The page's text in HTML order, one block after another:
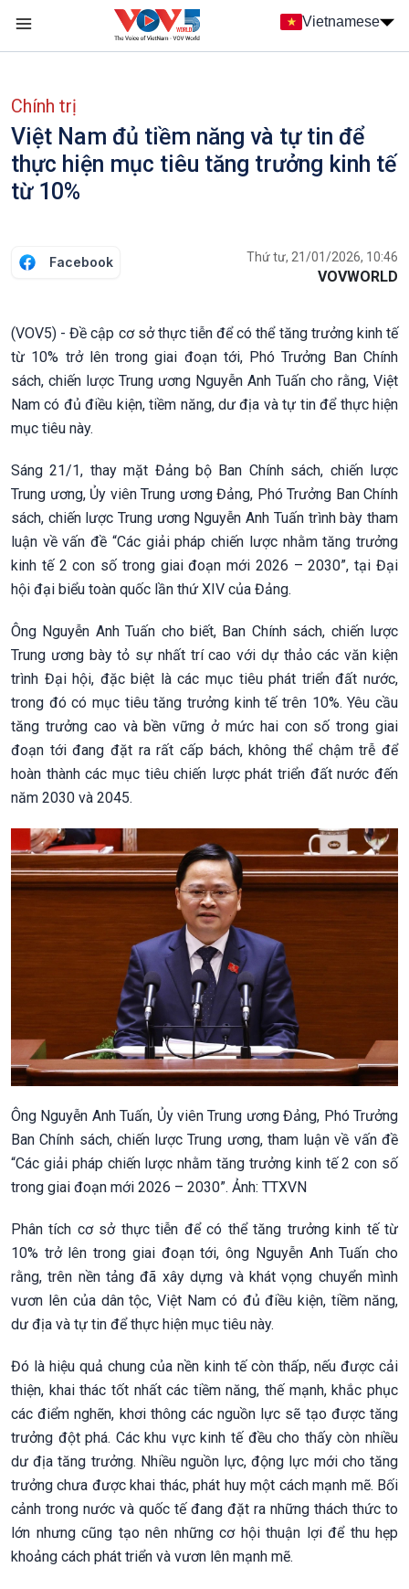
Nhảy đến nội dung
Vietnamese
Chính trị
Việt Nam đủ tiềm năng và tự tin để
thực hiện mục tiêu tăng trưởng kinh tế
từ 10%
Facebook Thứ tư, 21/01/2026, 10:46
VOVWORLD
(VOV5) - Đề cập cơ sở thực tiễn để có thể tăng trưởng kinh tế
từ 10% trở lên trong giai đoạn tới, Phó Trưởng Ban Chính
sách, chiến lược Trung ương Nguyễn Anh Tuấn cho rằng, Việt
Nam có đủ điều kiện, tiềm năng, dư địa và tự tin để thực hiện
mục tiêu này.
Sáng 21/1, thay mặt Đảng bộ Ban Chính sách, chiến lược
Trung ương, Ủy viên Trung ương Đảng, Phó Trưởng Ban Chính
sách, chiến lược Trung ương Nguyễn Anh Tuấn trình bày tham
luận về vấn đề “Các giải pháp chiến lược nhằm tăng trưởng
kinh tế 2 con số trong giai đoạn mới 2026 – 2030”, tại Đại
hội đại biểu toàn quốc lần thứ XIV của Đảng.
Ông Nguyễn Anh Tuấn cho biết, Ban Chính sách, chiến lược
Trung ương bày tỏ sự nhất trí cao với dự thảo các văn kiện
trình Đại hội, đặc biệt là các mục tiêu phát triển đất nước,
trong đó có mục tiêu tăng trưởng kinh tế trên 10%. Yêu cầu
tăng trưởng cao và bền vững ở mức hai con số trong giai
đoạn tới đang đặt ra rất cấp bách, không thể chậm trễ để
hoàn thành các mục tiêu chiến lược phát triển đất nước đến
năm 2030 và 2045.
Ông Nguyễn Anh Tuấn, Ủy viên Trung ương Đảng, Phó Trưởng
Ban Chính sách, chiến lược Trung ương, tham luận về vấn đề
“Các giải pháp chiến lược nhằm tăng trưởng kinh tế 2 con số
trong giai đoạn mới 2026 – 2030”. Ảnh: TTXVN
Phân tích cơ sở thực tiễn để có thể tăng trưởng kinh tế từ
10% trở lên trong giai đoạn tới, ông Nguyễn Anh Tuấn cho
rằng, trên nền tảng đã xây dựng và khát vọng chuyển mình
vươn lên của dân tộc, Việt Nam có đủ điều kiện, tiềm năng,
dư địa và tự tin để thực hiện mục tiêu này.
Đó là hiệu quả chung của nền kinh tế còn thấp, nếu được cải
thiện, khai thác tốt nhất các tiềm năng, thế mạnh, khắc phục
các điểm nghẽn, khơi thông các nguồn lực sẽ tạo được tăng
trưởng đột phá. Các khu vực kinh tế đều cho thấy còn nhiều
dư địa tăng trưởng. Nhiều nguồn lực, động lực mới cho tăng
trưởng chưa được khai thác, phát huy một cách mạnh mẽ. Bối
cảnh trong nước và quốc tế đang đặt ra những thách thức to
lớn nhưng cũng tạo nên những cơ hội thuận lợi để thu hẹp
khoảng cách phát triển và vươn lên mạnh mẽ.